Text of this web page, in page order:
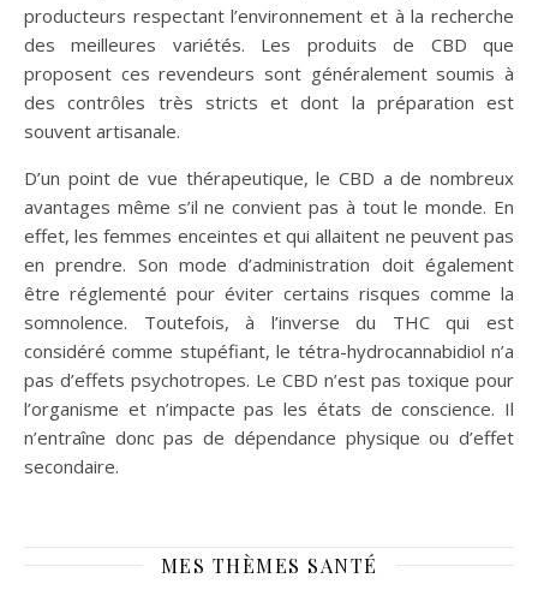
producteurs respectant l’environnement et à la recherche
des meilleures variétés. Les produits de CBD que
proposent ces revendeurs sont généralement soumis à
des contrôles très stricts et dont la préparation est
souvent artisanale.
D’un point de vue thérapeutique, le CBD a de nombreux
avantages même s’il ne convient pas à tout le monde. En
effet, les femmes enceintes et qui allaitent ne peuvent pas
en prendre. Son mode d’administration doit également
être réglementé pour éviter certains risques comme la
somnolence. Toutefois, à l’inverse du THC qui est
considéré comme stupéfiant, le tétra-hydrocannabidiol n’a
pas d’effets psychotropes. Le CBD n’est pas toxique pour
l’organisme et n’impacte pas les états de conscience. Il
n’entraîne donc pas de dépendance physique ou d’effet
secondaire.
MES THÈMES SANTÉ